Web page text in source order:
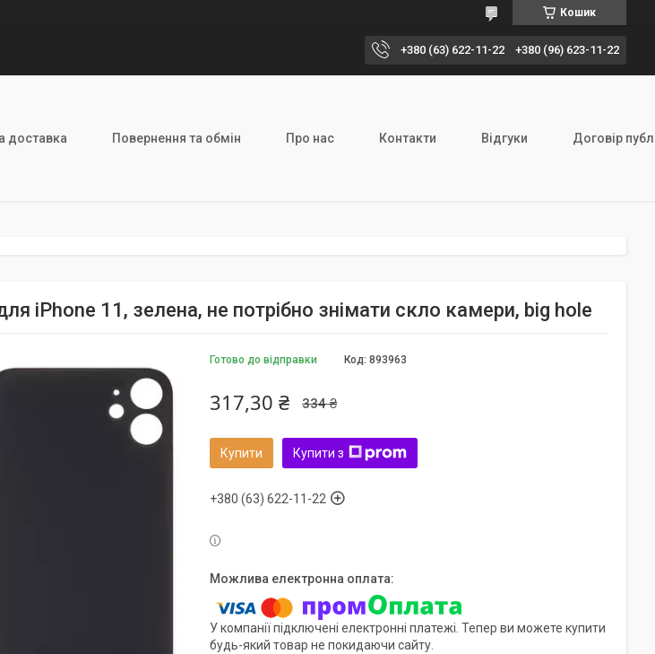
Кошик
+380 (63) 622-11-22 +380 (96) 623-11-22
доставка Повернення та обмін Про нас Контакти Відгуки Договір
iPhone 11, зелена, не потрібно знімати скло камери, big hole
Готово до відправки Код: 893963
334 ₴
317,30 ₴
Купити Купити з
+380 (63) 622-11-22
У компанії підключені електронні платежі. Тепер ви можете купити
будь-який товар не покидаючи сайту.